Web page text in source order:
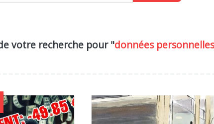
votre recherche pour "données personnelles